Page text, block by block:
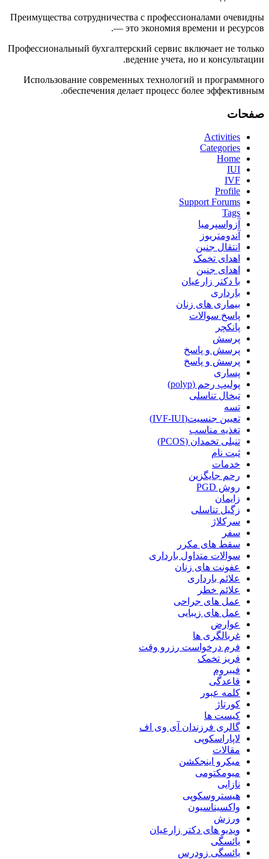
Преимущества сотрудничества с профессионалами очевидны
— это экономия времени и ресурсов.
Профессиональный бухгалтерский сервис включает не только
ведение учета, но и консультации.
Использование современных технологий и программного
обеспечения делает процесс более эффективным.
صفحات
Activities
Categories
Home
IUI
IVF
Profile
Support Forums
Tags
آزواسپرمیا
آندومتریوز
انتقال جنین
اهدای تخمک
اهدای جنین
با دکتر زارعیان
بارداری
بیماری های زنان
پاسخ سوالات
پانکچر
پرسش
پرسش و پاسخ
پرسش و پاسخ
پساری
پولیپ رحم (polyp)
تبخال تناسلی
تسه
تعیین جنسیت(IVF-IUI)
تغذیه مناسب
تنبلی تخمدان (PCOS)
ثبت نام
خدمات
رحم جایگزین
روش PGD
زایمان
زگیل تناسلی
سرکلاژ
سفر
سقط های مکرر
سوالات متداول بارداری
عفونت های زنان
علائم بارداری
علائم خطر
عمل های جراحی
عمل های زیبایی
عوارض
غربالگری ها
فرم درخواست رزرو وقت
فریز تخمک
فیبروم
قاعدگی
کلمه عبور
کورتاژ
کیست ها
گالری فرزندان آی وی اف
لاپاراسکوپی
مقالات
میکرو اینجکشن
میومکتومی
نازایی
هیستروسکوپی
واکسیناسیون
ورزش
ویدیو های دکتر زارعیان
یائسگی
یائسگی زودرس